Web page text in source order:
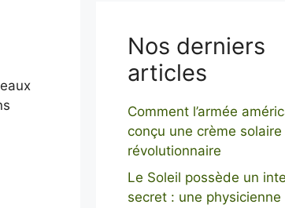
Nos derniers
articles
Comment l’armée
conçu une crème solaire
révolutionnaire
Le Soleil possède un
secret : une